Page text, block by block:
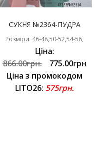
СУКНЯ №2364-ПУДРА
Розміри: 46-48,50-52,54-56,
Ціна:
866.00грн.
775.00грн
Ціна з промокодом
LITO26: 575грн.